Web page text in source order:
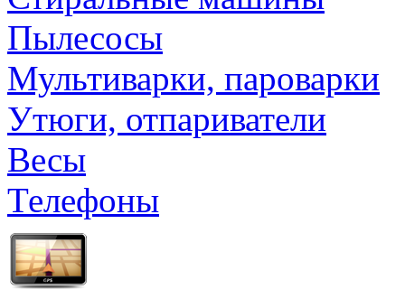
Пылесосы
Мультиварки, пароварки
Утюги, отпариватели
Весы
Телефоны